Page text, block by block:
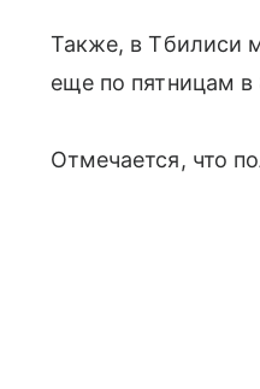
Также, в Тбилиси
еще по пятницам в
Отмечается, что